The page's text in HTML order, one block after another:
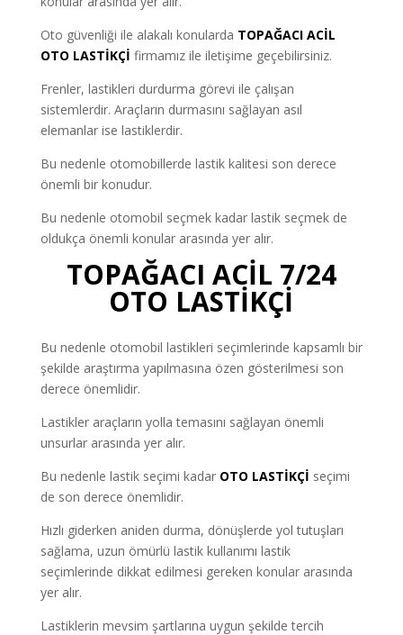
Oto güvenliği ile alakalı konularda TOPAĞACI ACİL
OTO LASTİKÇİ firmamız ile iletişime geçebilirsiniz.
Frenler, lastikleri durdurma görevi ile çalışan
sistemlerdir. Araçların durmasını sağlayan asıl
elemanlar ise lastiklerdir.
Bu nedenle otomobillerde lastik kalitesi son derece
önemli bir konudur.
Bu nedenle otomobil seçmek kadar lastik seçmek de
oldukça önemli konular arasında yer alır.
TOPAĞACI ACİL 7/24
OTO LASTİKÇİ
Bu nedenle otomobil lastikleri seçimlerinde kapsamlı bir
şekilde araştırma yapılmasına özen gösterilmesi son
derece önemlidir.
Lastikler araçların yolla temasını sağlayan önemli
unsurlar arasında yer alır.
Bu nedenle lastik seçimi kadar OTO LASTİKÇİ seçimi
de son derece önemlidir.
Hızlı giderken aniden durma, dönüşlerde yol tutuşları
sağlama, uzun ömürlü lastik kullanımı lastik
seçimlerinde dikkat edilmesi gereken konular arasında
yer alır.
Lastiklerin mevsim şartlarına uygun şekilde tercih